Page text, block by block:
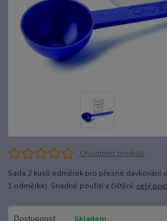
Ohodnotit produkt
Sada 2 kusů odměrek pro přesné dávkování
1 odměrka). Snadné použití a čištění. celý
Dostupnost
Skladem